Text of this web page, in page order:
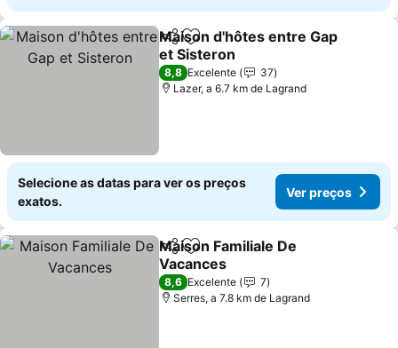
PartilharAdicionar aos favoritos
Maison d'hôtes entre Gap
et Sisteron
Ver preços
8,8 Excelente
37
Lazer, a 6.7 km de Lagrand
Selecione as datas para ver os preços
exatos.
Ver preços
PartilharAdicionar aos favoritos
Maison Familiale De
Vacances
Ver preços
8,6 Excelente
7
Serres, a 7.8 km de Lagrand